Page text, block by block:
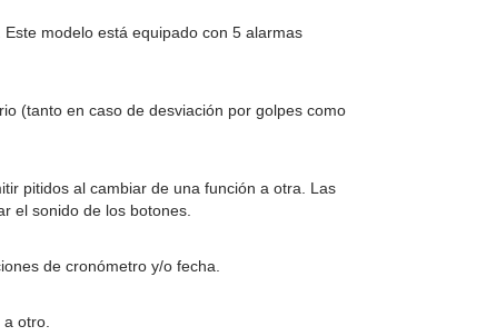
modelo está equipado con 5 alarmas
(tanto en caso de desviación por golpes como
pitidos al cambiar de una función a otra. Las
el sonido de los botones.
de cronómetro y/o fecha.
otro.